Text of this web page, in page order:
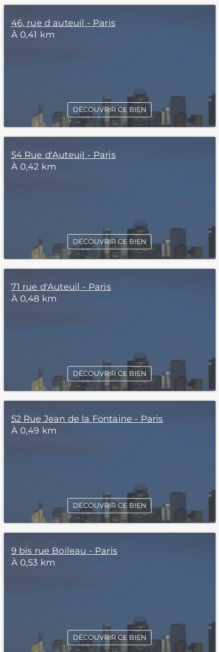
46, rue d auteuil - Paris
À 0,41 km
DÉCOUVRIR CE BIEN
54 Rue d'Auteuil - Paris
À 0,42 km
DÉCOUVRIR CE BIEN
71 rue d'Auteuil - Paris
À 0,48 km
DÉCOUVRIR CE BIEN
52 Rue Jean de la Fontaine - Paris
À 0,49 km
DÉCOUVRIR CE BIEN
9 bis rue Boileau - Paris
À 0,53 km
DÉCOUVRIR CE BIEN